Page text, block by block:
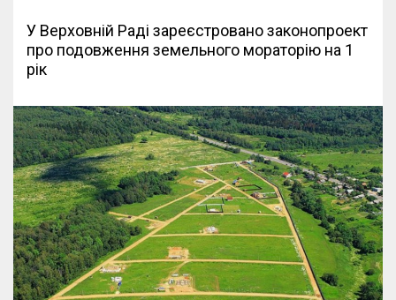
У Верховній Раді зареєстровано законопроект
про подовження земельного мораторію на 1
рік